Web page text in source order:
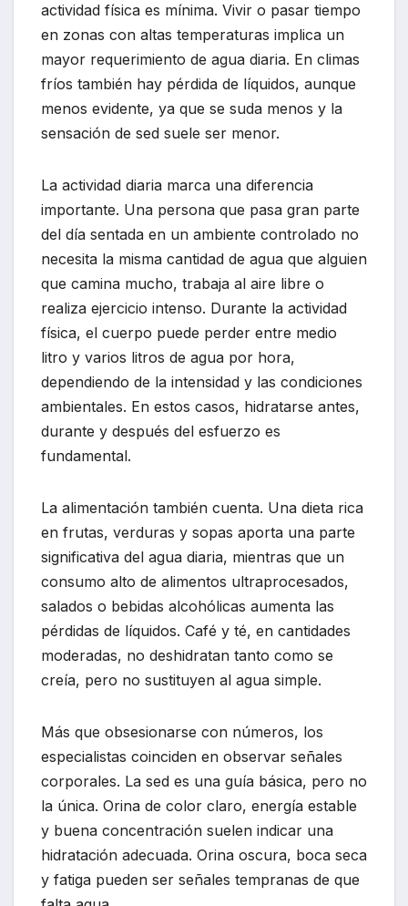
actividad física es mínima. Vivir o pasar tiempo
en zonas con altas temperaturas implica un
mayor requerimiento de agua diaria. En climas
fríos también hay pérdida de líquidos, aunque
menos evidente, ya que se suda menos y la
sensación de sed suele ser menor.
La actividad diaria marca una diferencia
importante. Una persona que pasa gran parte
del día sentada en un ambiente controlado no
necesita la misma cantidad de agua que alguien
que camina mucho, trabaja al aire libre o
realiza ejercicio intenso. Durante la actividad
física, el cuerpo puede perder entre medio
litro y varios litros de agua por hora,
dependiendo de la intensidad y las condiciones
ambientales. En estos casos, hidratarse antes,
durante y después del esfuerzo es
fundamental.
La alimentación también cuenta. Una dieta rica
en frutas, verduras y sopas aporta una parte
significativa del agua diaria, mientras que un
consumo alto de alimentos ultraprocesados,
salados o bebidas alcohólicas aumenta las
pérdidas de líquidos. Café y té, en cantidades
moderadas, no deshidratan tanto como se
creía, pero no sustituyen al agua simple.
Más que obsesionarse con números, los
especialistas coinciden en observar señales
corporales. La sed es una guía básica, pero no
la única. Orina de color claro, energía estable
y buena concentración suelen indicar una
hidratación adecuada. Orina oscura, boca seca
y fatiga pueden ser señales tempranas de que